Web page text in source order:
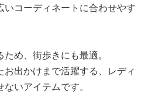
コーディネートに合わせやす
め、街歩きにも最適。
出かけまで活躍する、レディ
いアイテムです。